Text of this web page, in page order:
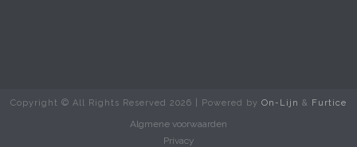
Copyright © All Rights Reserved 2026 | Powered by On-Lijn & Furtice
Algmene voorwaarden
Privacy